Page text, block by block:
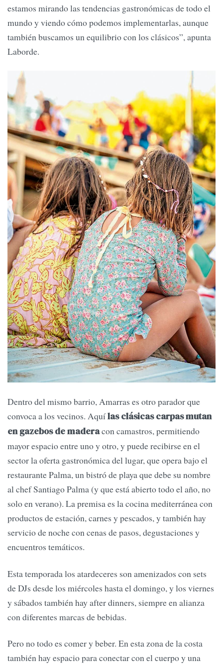
estamos mirando las tendencias gastronómicas de todo el
mundo y viendo cómo podemos implementarlas, aunque
también buscamos un equilibrio con los clásicos”, apunta
Laborde.
Dentro del mismo barrio, Amarras es otro parador que
convoca a los vecinos. Aquílas clásicas carpas mutan
en gazebos de maderacon camastros, permitiendo
mayor espacio entre uno y otro, y puede recibirse en el
sector la oferta gastronómica del lugar, que opera bajo el
restaurante Palma, un bistró de playa que debe su nombre
al chef Santiago Palma (y que está abierto todo el año, no
solo en verano). La premisa es la cocina mediterránea con
productos de estación, carnes y pescados, y también hay
servicio de noche con cenas de pasos, degustaciones y
encuentros temáticos.
Esta temporada los atardeceres son amenizados con sets
de DJs desde los miércoles hasta el domingo, y los viernes
y sábados también hay after dinners, siempre en alianza
con diferentes marcas de bebidas.
Pero no todo es comer y beber. En esta zona de la costa
también hay espacio para conectar con el cuerpo y una